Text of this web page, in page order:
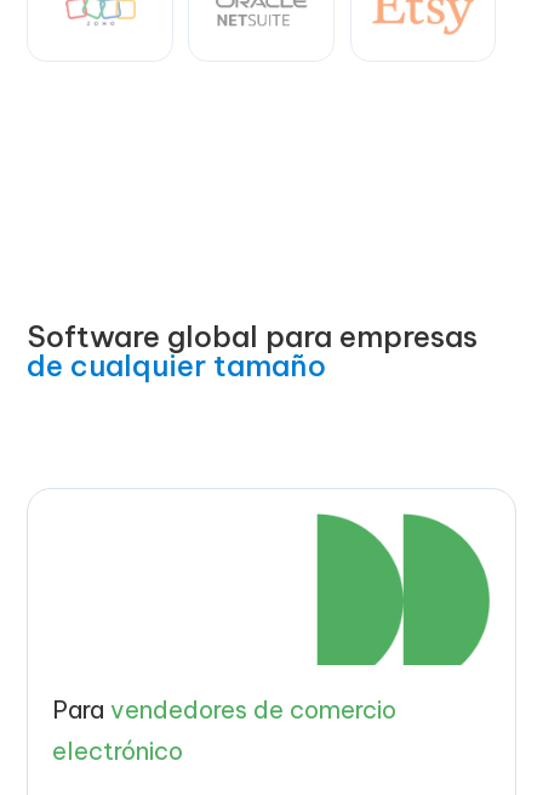
Software global para empresas
de cualquier tamaño
Para vendedores de comercio
electrónico